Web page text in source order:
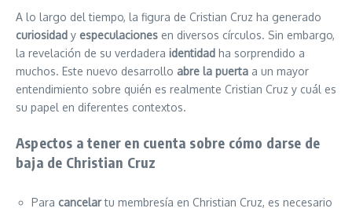
A lo largo del tiempo, la figura de Cristian Cruz ha generado
curiosidad y especulaciones en diversos círculos. Sin embargo,
la revelación de su verdadera identidad ha sorprendido a
muchos. Este nuevo desarrollo abre la puerta a un mayor
entendimiento sobre quién es realmente Cristian Cruz y cuál es
su papel en diferentes contextos.
Aspectos a tener en cuenta sobre cómo darse de
baja de Christian Cruz
Para cancelartu membresía en Christian Cruz, es necesario